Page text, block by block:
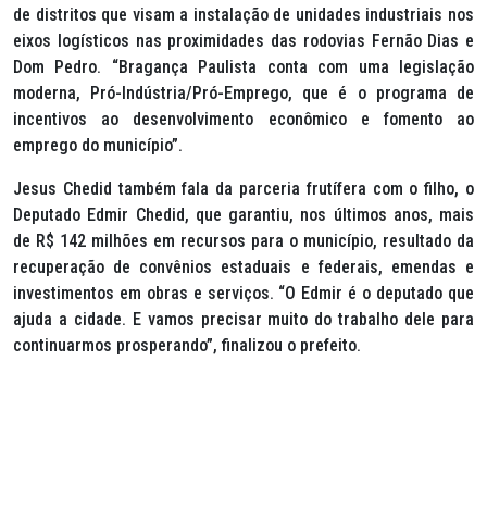
de distritos que visam a instalação de unidades industriais nos
eixos logísticos nas proximidades das rodovias Fernão Dias e
Dom Pedro. “Bragança Paulista conta com uma legislação
moderna, Pró-Indústria/Pró-Emprego, que é o programa de
incentivos ao desenvolvimento econômico e fomento ao
emprego do município”.
Jesus Chedid também fala da parceria frutífera com o filho, o
Deputado Edmir Chedid, que garantiu, nos últimos anos, mais
de R$ 142 milhões em recursos para o município, resultado da
recuperação de convênios estaduais e federais, emendas e
investimentos em obras e serviços. “O Edmir é o deputado que
ajuda a cidade. E vamos precisar muito do trabalho dele para
continuarmos prosperando”, finalizou o prefeito.